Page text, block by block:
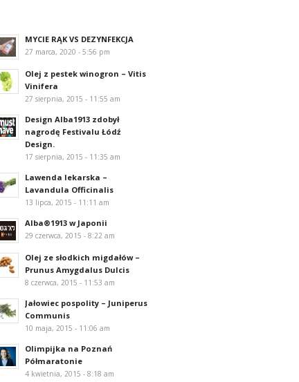
MYCIE RĄK VS DEZYNFEKCJA
27 marca, 2020 - 5:56 pm
Olej z pestek winogron – Vitis
Vinifera
27 sierpnia, 2015 - 11:55 am
Design Alba1913 zdobył
nagrodę Festivalu Łódź
Design.
17 sierpnia, 2015 - 11:35 am
Lawenda lekarska –
Lavandula Officinalis
13 lipca, 2015 - 11:11 am
Alba®1913 w Japonii
29 czerwca, 2015 - 8:22 am
Olej ze słodkich migdałów –
Prunus Amygdalus Dulcis
8 czerwca, 2015 - 11:53 am
Jałowiec pospolity – Juniperus
Communis
10 maja, 2015 - 11:06 am
Olimpijka na Poznań
Półmaratonie
4 kwietnia, 2015 - 8:18 am